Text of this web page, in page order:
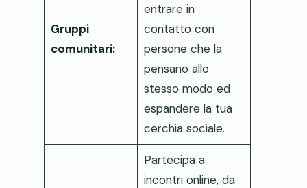
Gruppi
comunitari:
entrare in
contatto con
persone che la
pensano allo
stesso modo ed
espandere la tua
cerchia sociale.
Partecipa a
incontri online, da